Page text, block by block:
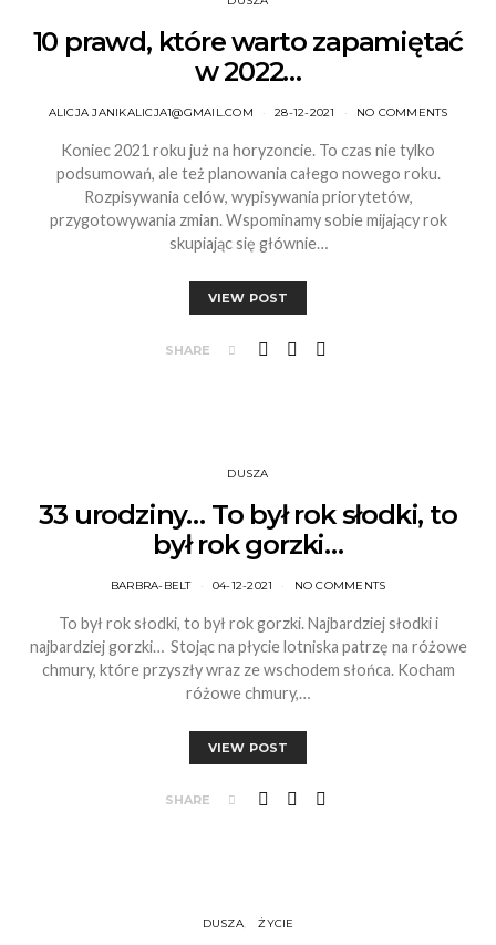
10 prawd, które warto zapamiętać
w 2022…
ALICJA JANIKALICJA1@GMAIL.COM 28-12-2021 NO COMMENTS
Koniec 2021 roku już na horyzoncie. To czas nie tylko
podsumowań, ale też planowania całego nowego roku.
Rozpisywania celów, wypisywania priorytetów,
przygotowywania zmian. Wspominamy sobie mijający rok
skupiając się głównie…
VIEW POST
SHARE
DUSZA
33 urodziny… To był rok słodki, to
był rok gorzki…
BARBRA-BELT 04-12-2021 NO COMMENTS
To był rok słodki, to był rok gorzki. Najbardziej słodki i
najbardziej gorzki… Stojąc na płycie lotniska patrzę na różowe
chmury, które przyszły wraz ze wschodem słońca. Kocham
różowe chmury,…
VIEW POST
SHARE
DUSZA ŻYCIE